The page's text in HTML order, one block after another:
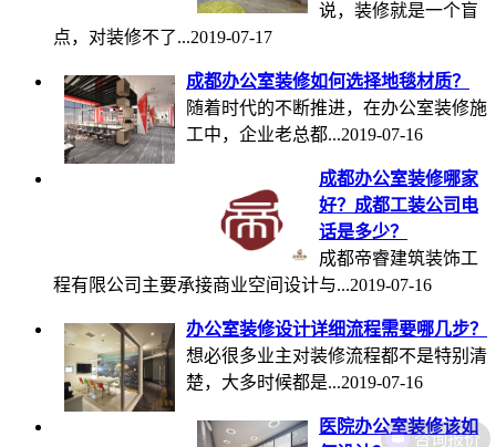
说，装修就是一个盲
点，对装修不了...2019-07-17
成都办公室装修如何选择地毯材质？
随着时代的不断推进，在办公室装修施
工中，企业老总都...2019-07-16
成都办公室装修哪家
好？成都工装公司电
话是多少？
成都帝睿建筑装饰工
程有限公司主要承接商业空间设计与...2019-07-16
办公室装修设计详细流程需要哪几步？
想必很多业主对装修流程都不是特别清
楚，大多时候都是...2019-07-16
医院办公室装修该如
咨询报价